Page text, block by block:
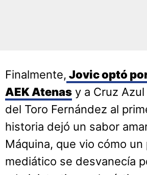
Finalmente, Jovic optó
AEK Atenas y a Cruz
del Toro Fernández al
historia dejó un sabor
Máquina, que vio cómo
mediático se desvanecía